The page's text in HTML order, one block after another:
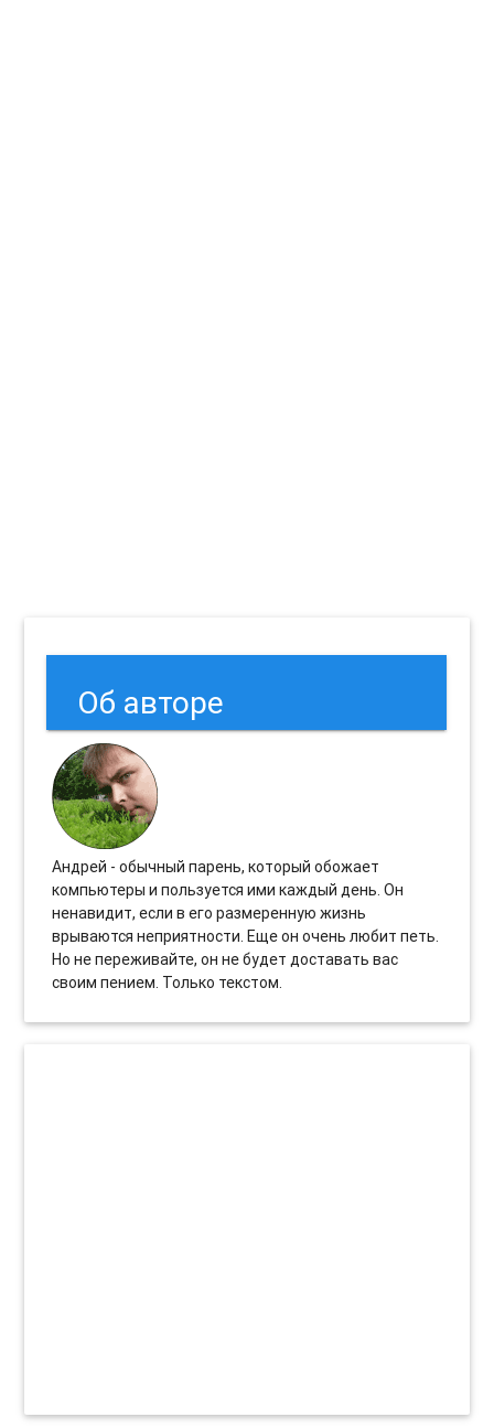
Об авторе
Андрей - обычный парень, который обожает
компьютеры и пользуется ими каждый день. Он
ненавидит, если в его размеренную жизнь
врываются неприятности. Еще он очень любит петь.
Но не переживайте, он не будет доставать вас
своим пением. Только текстом.